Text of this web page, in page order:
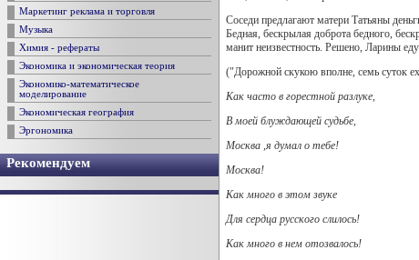
Маркетинг реклама и торговля
Музыка
Химия - рефераты
Экономика и экономическая теория
Экономико-математическое
моделирование
Экономическая география
Эргономика
Рекомендуем
Соседи предлагают матери Татьяны
Бедная, бескрылая доброта бедного,
манит неизвестность. Решено, Ларины
("Дорожной скукою вполне, семь суток
Как часто в горестной разлуке,
В моей блуждающей судьбе,
Москва ,я думал о тебе!
Москва!
Как много в этом звуке
Для сердца русского слилось!
Как много в нем отозвалось!